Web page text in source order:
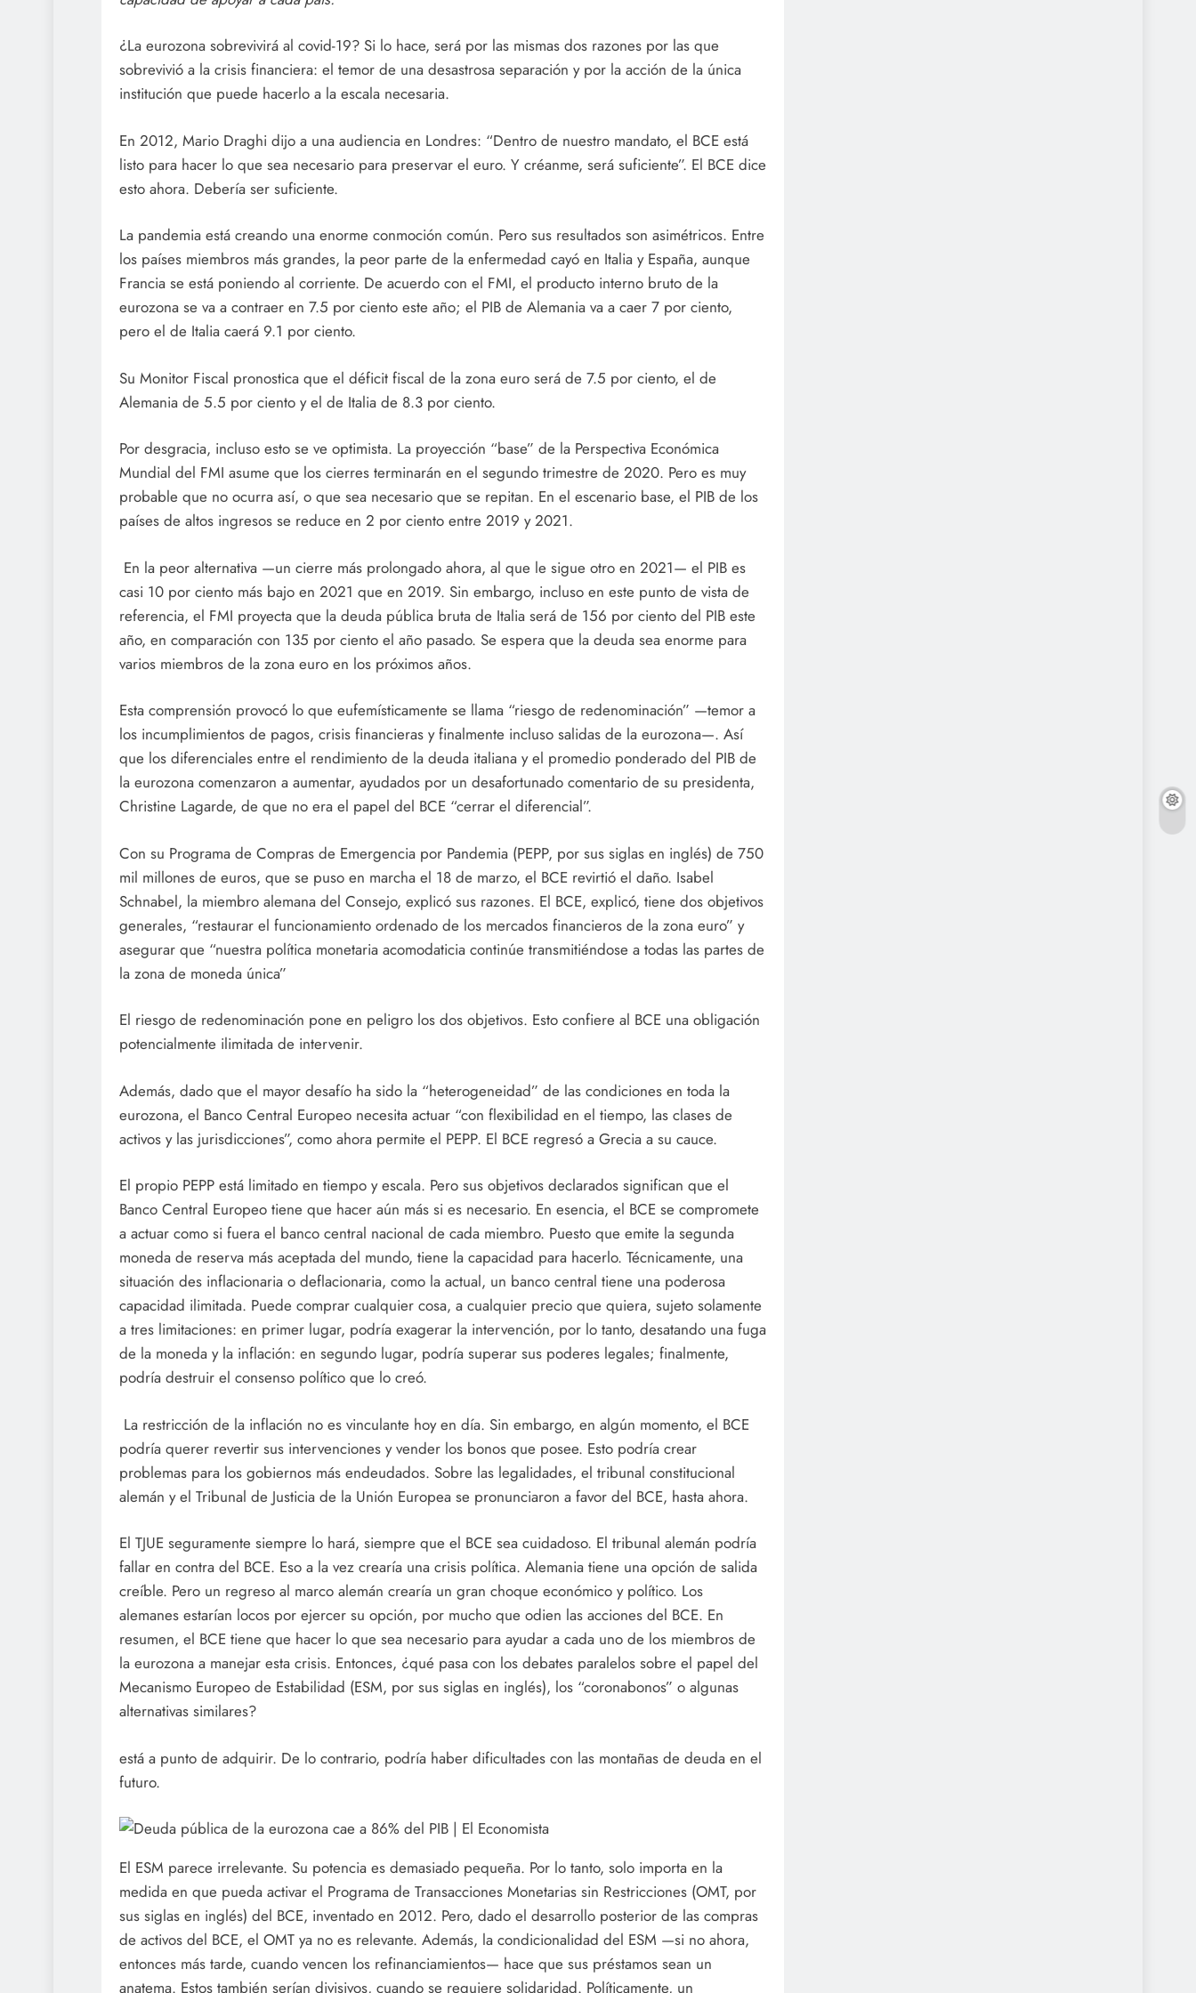
¿La eurozona sobrevivirá al covid-19? Si lo hace, será por las mismas dos razones por las que
sobrevivió a la crisis financiera: el temor de una desastrosa separación y por la acción de la única
institución que puede hacerlo a la escala necesaria.
En 2012, Mario Draghi dijo a una audiencia en Londres: “Dentro de nuestro mandato, el BCE está
listo para hacer lo que sea necesario para preservar el euro. Y créanme, será suficiente”. El BCE dice
esto ahora. Debería ser suficiente.
La pandemia está creando una enorme conmoción común. Pero sus resultados son asimétricos. Entre
los países miembros más grandes, la peor parte de la enfermedad cayó en Italia y España, aunque
Francia se está poniendo al corriente. De acuerdo con el FMI, el producto interno bruto de la
eurozona se va a contraer en 7.5 por ciento este año; el PIB de Alemania va a caer 7 por ciento,
pero el de Italia caerá 9.1 por ciento.
Su Monitor Fiscal pronostica que el déficit fiscal de la zona euro será de 7.5 por ciento, el de
Alemania de 5.5 por ciento y el de Italia de 8.3 por ciento.
Por desgracia, incluso esto se ve optimista. La proyección “base” de la Perspectiva Económica
Mundial del FMI asume que los cierres terminarán en el segundo trimestre de 2020. Pero es muy
probable que no ocurra así, o que sea necesario que se repitan. En el escenario base, el PIB de los
países de altos ingresos se reduce en 2 por ciento entre 2019 y 2021.
En la peor alternativa —un cierre más prolongado ahora, al que le sigue otro en 2021— el PIB es
casi 10 por ciento más bajo en 2021 que en 2019. Sin embargo, incluso en este punto de vista de
referencia, el FMI proyecta que la deuda pública bruta de Italia será de 156 por ciento del PIB este
año, en comparación con 135 por ciento el año pasado. Se espera que la deuda sea enorme para
varios miembros de la zona euro en los próximos años.
Esta comprensión provocó lo que eufemísticamente se llama “riesgo de redenominación” —temor a
los incumplimientos de pagos, crisis financieras y finalmente incluso salidas de la eurozona—. Así
que los diferenciales entre el rendimiento de la deuda italiana y el promedio ponderado del PIB de
la eurozona comenzaron a aumentar, ayudados por un desafortunado comentario de su presidenta,
Christine Lagarde, de que no era el papel del BCE “cerrar el diferencial”.
Con su Programa de Compras de Emergencia por Pandemia (PEPP, por sus siglas en inglés) de 750
mil millones de euros, que se puso en marcha el 18 de marzo, el BCE revirtió el daño. Isabel
Schnabel, la miembro alemana del Consejo, explicó sus razones. El BCE, explicó, tiene dos objetivos
generales, “restaurar el funcionamiento ordenado de los mercados financieros de la zona euro” y
asegurar que “nuestra política monetaria acomodaticia continúe transmitiéndose a todas las partes de
la zona de moneda única”
El riesgo de redenominación pone en peligro los dos objetivos. Esto confiere al BCE una obligación
potencialmente ilimitada de intervenir.
Además, dado que el mayor desafío ha sido la “heterogeneidad” de las condiciones en toda la
eurozona, el Banco Central Europeo necesita actuar “con flexibilidad en el tiempo, las clases de
activos y las jurisdicciones”, como ahora permite el PEPP. El BCE regresó a Grecia a su cauce.
El propio PEPP está limitado en tiempo y escala. Pero sus objetivos declarados significan que el
Banco Central Europeo tiene que hacer aún más si es necesario. En esencia, el BCE se compromete
a actuar como si fuera el banco central nacional de cada miembro. Puesto que emite la segunda
moneda de reserva más aceptada del mundo, tiene la capacidad para hacerlo. Técnicamente, una
situación des inflacionaria o deflacionaria, como la actual, un banco central tiene una poderosa
capacidad ilimitada. Puede comprar cualquier cosa, a cualquier precio que quiera, sujeto solamente
a tres limitaciones: en primer lugar, podría exagerar la intervención, por lo tanto, desatando una fuga
de la moneda y la inflación: en segundo lugar, podría superar sus poderes legales; finalmente,
podría destruir el consenso político que lo creó.
La restricción de la inflación no es vinculante hoy en día. Sin embargo, en algún momento, el BCE
podría querer revertir sus intervenciones y vender los bonos que posee. Esto podría crear
problemas para los gobiernos más endeudados. Sobre las legalidades, el tribunal constitucional
alemán y el Tribunal de Justicia de la Unión Europea se pronunciaron a favor del BCE, hasta ahora.
El TJUE seguramente siempre lo hará, siempre que el BCE sea cuidadoso. El tribunal alemán podría
fallar en contra del BCE. Eso a la vez crearía una crisis política. Alemania tiene una opción de salida
creíble. Pero un regreso al marco alemán crearía un gran choque económico y político. Los
alemanes estarían locos por ejercer su opción, por mucho que odien las acciones del BCE. En
resumen, el BCE tiene que hacer lo que sea necesario para ayudar a cada uno de los miembros de
la eurozona a manejar esta crisis. Entonces, ¿qué pasa con los debates paralelos sobre el papel del
Mecanismo Europeo de Estabilidad (ESM, por sus siglas en inglés), los “coronabonos” o algunas
alternativas similares?
está a punto de adquirir. De lo contrario, podría haber dificultades con las montañas de deuda en el
futuro.
El ESM parece irrelevante. Su potencia es demasiado pequeña. Por lo tanto, solo importa en la
medida en que pueda activar el Programa de Transacciones Monetarias sin Restricciones (OMT, por
sus siglas en inglés) del BCE, inventado en 2012. Pero, dado el desarrollo posterior de las compras
de activos del BCE, el OMT ya no es relevante. Además, la condicionalidad del ESM —si no ahora,
entonces más tarde, cuando vencen los refinanciamientos— hace que sus préstamos sean un
anatema. Estos también serían divisivos, cuando se requiere solidaridad. Políticamente, un